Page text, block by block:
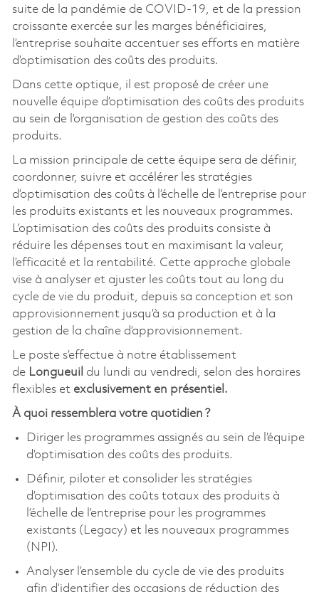
suite de la pandémie de COVID-19, et de la pression
croissante exercée sur les marges bénéficiaires,
l’entreprise souhaite accentuer ses efforts en matière
d’optimisation des coûts des produits.
Dans cette optique, il est proposé de créer une
nouvelle équipe d’optimisation des coûts des produits
au sein de l’organisation de gestion des coûts des
produits.
La mission principale de cette équipe sera de définir,
coordonner, suivre et accélérer les stratégies
d’optimisation des coûts à l’échelle de l’entreprise pour
les produits existants et les nouveaux programmes.
L’optimisation des coûts des produits consiste à
réduire les dépenses tout en maximisant la valeur,
l’efficacité et la rentabilité. Cette approche globale
vise à analyser et ajuster les coûts tout au long du
cycle de vie du produit, depuis sa conception et son
approvisionnement jusqu’à sa production et à la
gestion de la chaîne d’approvisionnement.
Le poste s’effectue à notre établissement
deLongueuil du lundi au vendredi, selon des horaires
flexibles etexclusivement en présentiel.
À quoi ressemblera votre quotidien ?
Diriger les programmes assignés au sein de l’équipe
d’optimisation des coûts des produits.
Définir, piloter et consolider les stratégies
d’optimisation des coûts totaux des produits à
l’échelle de l’entreprise pour les programmes
existants (Legacy) et les nouveaux programmes
(NPI).
Analyser l’ensemble du cycle de vie des produits
afin d’identifier des occasions de réduction des